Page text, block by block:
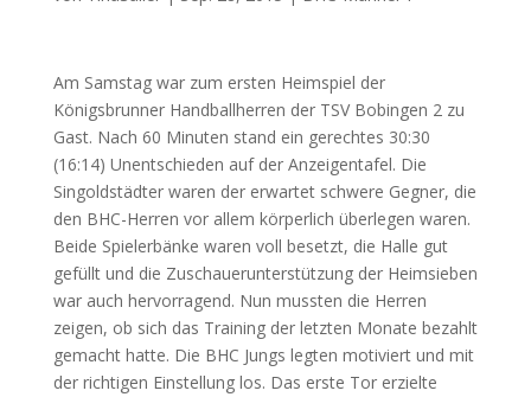
Am Samstag war zum ersten Heimspiel der
Königsbrunner Handballherren der TSV Bobingen 2 zu
Gast. Nach 60 Minuten stand ein gerechtes 30:30
(16:14) Unentschieden auf der Anzeigentafel. Die
Singoldstädter waren der erwartet schwere Gegner, die
den BHC-Herren vor allem körperlich überlegen waren.
Beide Spielerbänke waren voll besetzt, die Halle gut
gefüllt und die Zuschauerunterstützung der Heimsieben
war auch hervorragend. Nun mussten die Herren
zeigen, ob sich das Training der letzten Monate bezahlt
gemacht hatte. Die BHC Jungs legten motiviert und mit
der richtigen Einstellung los. Das erste Tor erzielte